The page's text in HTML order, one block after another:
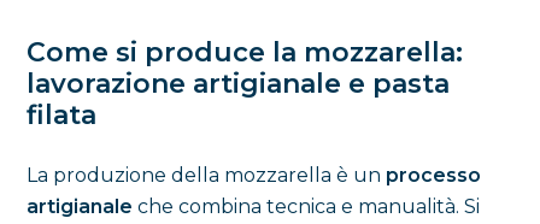
Come si produce la mozzarella:
lavorazione artigianale e pasta
filata
La produzione della mozzarella è un processo
artigianale che combina tecnica e manualità. Si